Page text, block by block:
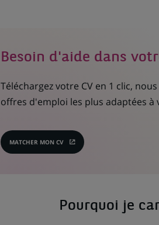
Besoin d'aide dans
Téléchargez votre CV en 1 clic,
offres d'emploi les plus adaptées à
MATCHER MON CV
(CE
Pourquoi je